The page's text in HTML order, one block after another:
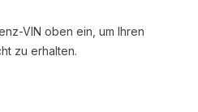
VIN oben ein, um Ihren
zu erhalten.